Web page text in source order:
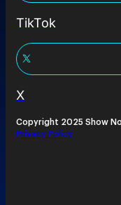
TikTok
X
Copyright 2025 Show
Privacy Policy